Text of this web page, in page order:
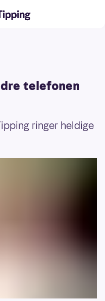
telefonen
ringer heldige